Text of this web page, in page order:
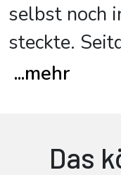
selbst noch
steckte.
...mehr
Das